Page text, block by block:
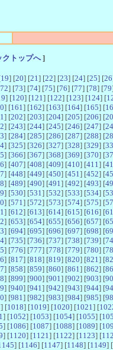
クトップへ]
19] [20] [21 ] [22] [23] [24] [25] [26
72] [73] [74] [75] [76] [77] [78] [79
] [120] [121 ] [122] [123] [124] [
] [161 ] [162] [163] [164] [165] [
] [202] [203] [204] [205] [206] [
] [243] [244] [245] [246] [247] [
] [284] [285] [286] [287] [288] [
] [325] [326] [327] [328] [329] [
] [366] [367] [368] [369] [370] [
] [407] [408] [409] [410] [411 ] [
] [448] [449] [450] [451 ] [452] [
] [489] [490] [491 ] [492] [493] [
] [530] [531 ] [532] [533] [534] [
] [571 ] [572] [573] [574] [575] [
] [612] [613] [614] [615] [616] [
] [653] [654] [655] [656] [657] [
] [694] [695] [696] [697] [698] [
] [735] [736] [737] [738] [739] [
] [776] [777] [778] [779] [780] [
] [817] [818] [819] [820] [821 ] [
] [858] [859] [860] [861 ] [862] [
] [899] [900] [901 ] [902] [903] [
] [940] [941 ] [942] [943] [944] [
] [981 ] [982] [983] [984] [985] [
] [1018] [1019] [1020] [1021 ] [
] [1052] [1053] [1054] [1055] [
] [1086] [1087] [1088] [1089] [
] [1120] [1121 ] [1122] [1123] [
] [1146] [1147] [1148] [1149] [